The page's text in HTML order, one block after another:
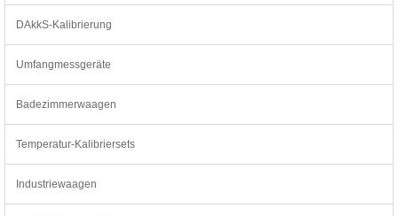
DAkkS-Kalibrierung
Umfangmessgeräte
Badezimmerwaagen
Temperatur-Kalibriersets
Industriewaagen